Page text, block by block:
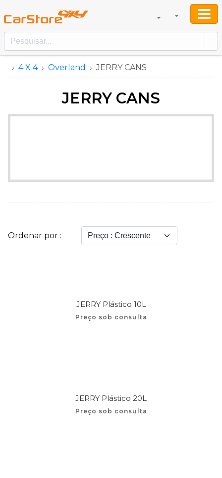
4 X 4 Overland JERRY CANS
JERRY CANS
Ordenar por :
JERRY Plástico 10L
Preço sob consulta
JERRY Plástico 20L
Preço sob consulta